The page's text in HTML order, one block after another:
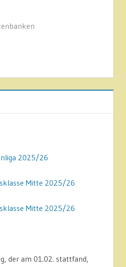
2025/26
Mitte 2025/26
Mitte 2025/26
der am 01.02. stattfand,